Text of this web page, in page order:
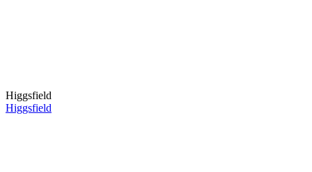
Higgsfield
Higgsfield